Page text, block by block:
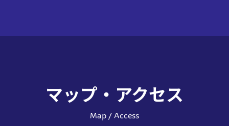
マップ・アクセス
Map / Access